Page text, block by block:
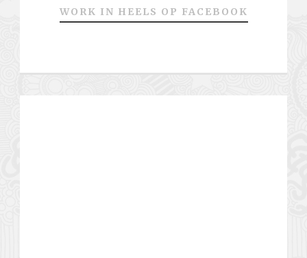
WORK IN HEELS OP FACEBOOK